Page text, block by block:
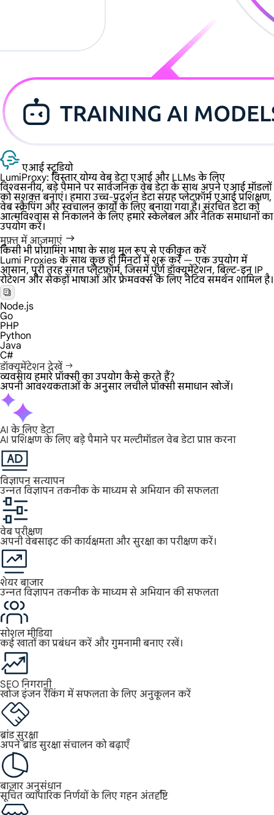
एआई स्टूडियो
LumiProxy: विस्तार योग्य वेब डेटाएआई और LLMs के लिए
विश्वसनीय, बड़े पैमाने पर सार्वजनिक वेब डेटा के साथ अपने एआई मॉडलों
को सशक्त बनाएं। हमारा उच्च-प्रदर्शन डेटा संग्रह प्लेटफ़ॉर्म एआई प्रशिक्षण,
वेब स्क्रैपिंग और स्वचालन कार्यों के लिए बनाया गया है। संरचित डेटा को
आत्मविश्वास से निकालने के लिए हमारे स्केलेबल और नैतिक समाधानों का
उपयोग करें।
मुफ़्त में आज़माएं
किसी भी प्रोग्रामिंग भाषा के साथ मूल रूप से एकीकृत करें
Lumi Proxies के साथ कुछ ही मिनटों में शुरू करें — एक उपयोग में
आसान, पूरी तरह संगत प्लेटफ़ॉर्म, जिसमें पूर्ण डॉक्यूमेंटेशन, बिल्ट-इन IP
रोटेशन और सैकड़ों भाषाओं और फ़्रेमवर्क्स के लिए नेटिव समर्थन शामिल है।
Node.js
Go
PHP
Python
Java
C#
डॉक्यूमेंटेशन देखें
व्यवसाय हमारे प्रॉक्सी का उपयोग कैसे करते हैं?
अपनी आवश्यकताओं के अनुसार लचीले प्रॉक्सी समाधान खोजें।
AI के लिए डेटा
AI प्रशिक्षण के लिए बड़े पैमाने पर मल्टीमॉडल वेब डेटा प्राप्त करना
विज्ञापन सत्यापन
उन्नत विज्ञापन तकनीक के माध्यम से अभियान की सफलता
वेब परीक्षण
अपनी वेबसाइट की कार्यक्षमता और सुरक्षा का परीक्षण करें।
शेयर बाजार
उन्नत विज्ञापन तकनीक के माध्यम से अभियान की सफलता
सोशल मीडिया
कई खातों का प्रबंधन करें और गुमनामी बनाए रखें।
SEO निगरानी
खोज इंजन रैंकिंग में सफलता के लिए अनुकूलन करें
ब्रांड सुरक्षा
अपने ब्रांड सुरक्षा संचालन को बढ़ाएँ
बाज़ार अनुसंधान
सूचित व्यापारिक निर्णयों के लिए गहन अंतर्दृष्टि